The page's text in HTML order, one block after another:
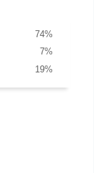
%
74
%
7
%
19